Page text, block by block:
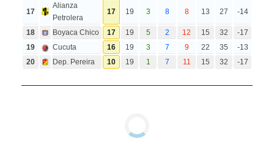
17
Alianza
Petrolera
17 19 3 8 8 13 27 -14
18 Boyaca Chico 17 19 5 2 12 15 32
-17
19
Cucuta 16 19 3 7 9 22 35
-13
20
Dep. Pereira 10 19 1 7 11 15 32 -17